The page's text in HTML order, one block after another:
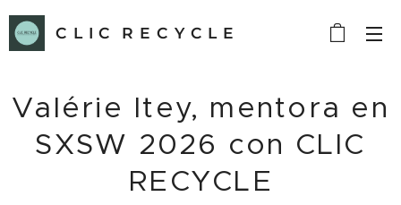
C L I C R E C Y C L E
Valérie Itey, mentora en
SXSW 2026 con CLIC
RECYCLE